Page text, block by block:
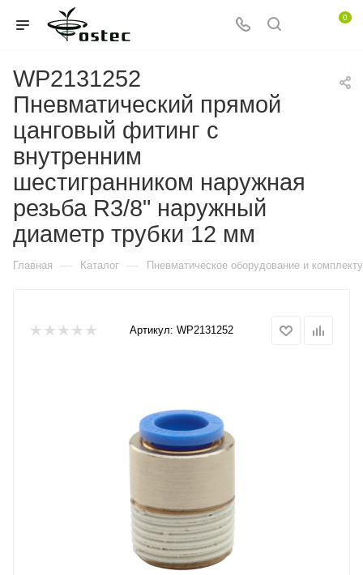
0
WP2131252
Пневматический прямой
цанговый фитинг с
внутренним
шестигранником наружная
резьба R3/8" наружный
диаметр трубки 12 мм
Главная — Каталог — Пневматическое оборудование и
Артикул: WP2131252